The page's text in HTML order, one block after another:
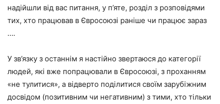
надійшли від вас питання, у п’яте, розділ з розповідями
тих, хто працював в Євросоюзі раніше чи працює зараз
….
У зв’язку з останнім я настійно звертаюся до категорії
людей, які вже попрацювали в Євросоюзі, з проханням
«не тулитися», а відверто поділитися своїм зарубіжним
досвідом (позитивним чи негативним) з тими, хто тільки